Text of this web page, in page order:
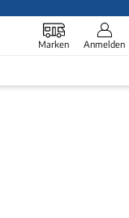
Marken Anmelden